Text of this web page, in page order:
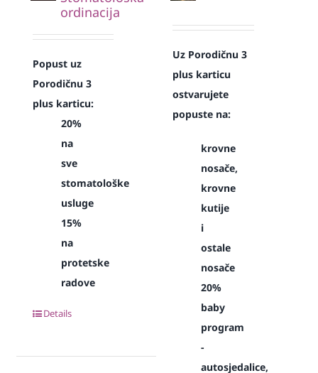
ordinacija
Popust uz
Porodičnu 3
plus karticu:
20%
na
sve
stomatološke
usluge
15%
na
protetske
radove
Details
Uz Porodičnu 3
plus karticu
ostvarujete
popuste na:
krovne
nosače,
krovne
kutije
i
ostale
nosače
20%
baby
program
-
autosjedalice,